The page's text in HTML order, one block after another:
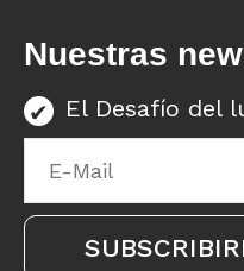
Nuestras
El Desafío del